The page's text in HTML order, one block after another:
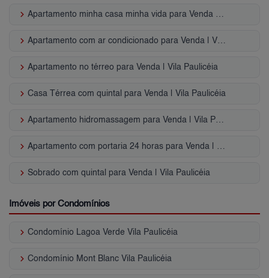
keyboard_arrow_right Apartamento minha casa minha vida para Venda | Vila Paulicéia
keyboard_arrow_right Apartamento com ar condicionado para Venda | Vila Paulicéia
keyboard_arrow_right Apartamento no térreo para Venda | Vila Paulicéia
keyboard_arrow_right Casa Térrea com quintal para Venda | Vila Paulicéia
keyboard_arrow_right Apartamento hidromassagem para Venda | Vila Paulicéia
keyboard_arrow_right Apartamento com portaria 24 horas para Venda | Vila Paulicéia
keyboard_arrow_right Sobrado com quintal para Venda | Vila Paulicéia
Imóveis por Condomínios
keyboard_arrow_right Condomínio Lagoa Verde Vila Paulicéia
keyboard_arrow_right Condomínio Mont Blanc Vila Paulicéia